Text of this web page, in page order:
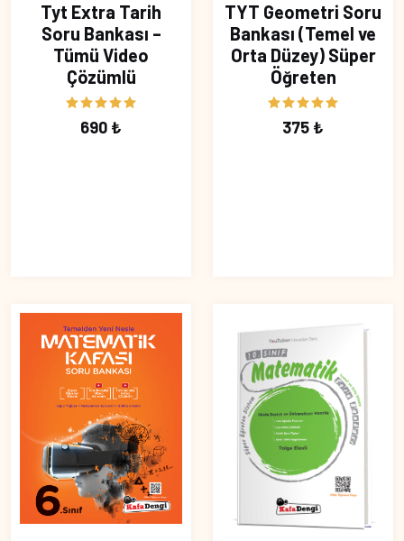
Tyt Extra Tarih
Soru Bankası –
Tümü Video
Çözümlü
690 ₺
TYT Geometri Soru
Bankası (Temel ve
Orta Düzey) Süper
Öğreten
375 ₺